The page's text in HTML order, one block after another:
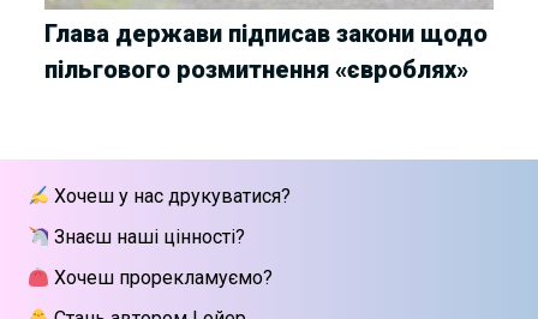
Глава держави підписав закони щодо
пільгового розмитнення «євроблях»
Хочеш у нас друкуватися?
Знаєш наші цінності?
Хочеш прорекламуємо?